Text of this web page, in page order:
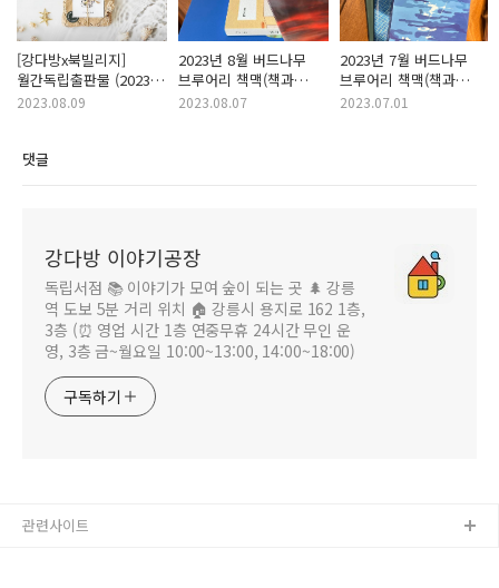
[강다방x북빌리지]
월간독립출판물 (2023년
8월)
2023.08.09
2023년 8월 버드나무
브루어리 책맥(책과
맥주) 강다방 추천 도서
2023.08.07
2023년 7월 버드나무
브루어리 책맥(책과
맥주) 강다방 추천 도서
2023.07.01
댓글
강다방 이야기공장
독립서점 📚 이야기가 모여 숲이 되는 곳 🌲 강릉
역 도보 5분 거리 위치 🏠 강릉시 용지로 162 1층,
3층 (⏰ 영업 시간 1층 연중무휴 24시간 무인 운
영, 3층 금~월요일 10:00~13:00, 14:00~18:00)
구독하기
관련사이트